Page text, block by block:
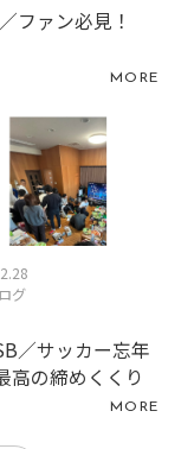
ファン必見！
MORE
グ
／サッカー忘年
高の締めくくり
MORE